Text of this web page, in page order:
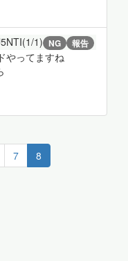
1) NG 報告
やってますね
7 8